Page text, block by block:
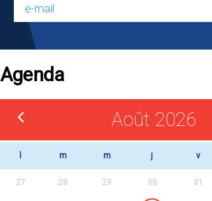
Agenda
Août 2026
m m j v
27 28 29 30 31